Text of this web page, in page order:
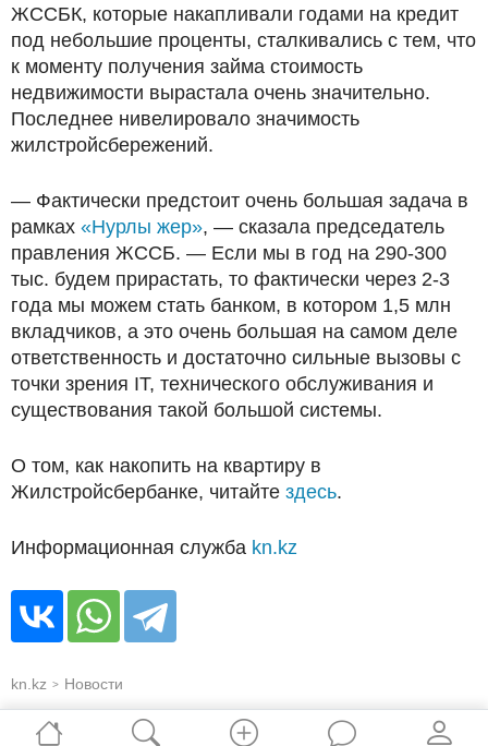
ЖССБК, которые накапливали годами на кредит
под небольшие проценты, сталкивались с тем, что
к моменту получения займа стоимость
недвижимости вырастала очень значительно.
Последнее нивелировало значимость
жилстройсбережений.
— Фактически предстоит очень большая задача в
рамках «Нурлы жер», — сказала председатель
правления ЖССБ. — Если мы в год на 290-300
тыс. будем прирастать, то фактически через 2-3
года мы можем стать банком, в котором 1,5 млн
вкладчиков, а это очень большая на самом деле
ответственность и достаточно сильные вызовы с
точки зрения IT, технического обслуживания и
существования такой большой системы.
О том, как накопить на квартиру в
Жилстройсбербанке, читайте здесь.
Информационная служба kn.kz
kn.kz > Новости